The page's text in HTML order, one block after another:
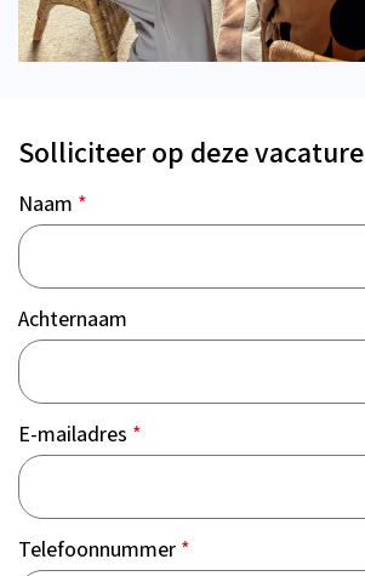
Solliciteer op deze vacature
Naam *
Achternaam
E-mailadres *
Telefoonnummer *